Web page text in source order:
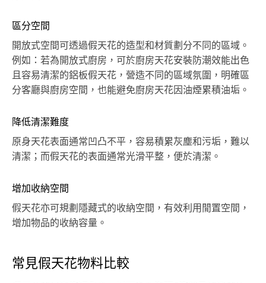
區分空間
開放式空間可透過假天花的造型和材質劃分不同的區域。
例如：若為開放式廚房，可於廚房天花安裝防潮效能出色
且容易清潔的鋁板假天花，營造不同的區域氛圍，明確區
分客廳與廚房空間，也能避免廚房天花因油煙累積油垢。
降低清潔難度
原身天花表面通常凹凸不平，容易積累灰塵和污垢，難以
清潔；而假天花的表面通常光滑平整，便於清潔。
增加收納空間
假天花亦可規劃隱藏式的收納空間，有效利用閒置空間，
增加物品的收納容量。
常見假天花物料比較